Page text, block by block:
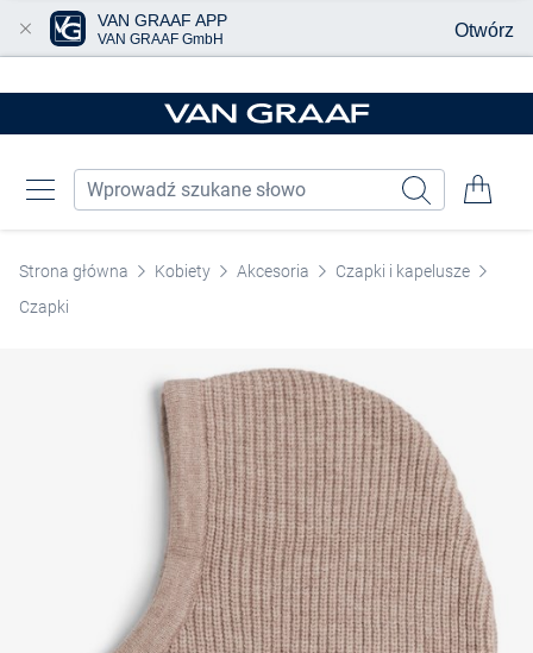
Strona główna Kobiety Akcesoria
Czapki i kapelusze
Czapki
VAN GRAAF APP
VAN GRAAF GmbH Otwórz